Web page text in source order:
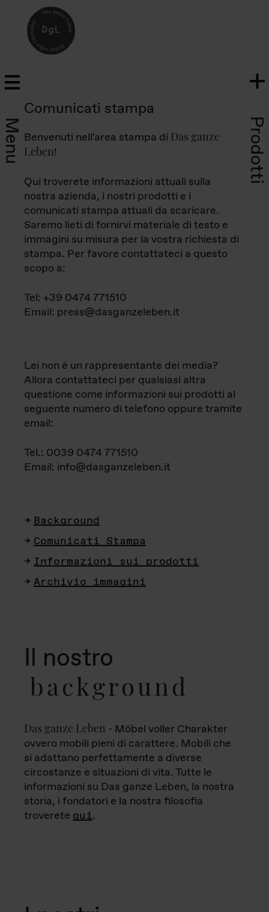
Menu Prodotti
Comunicati stampa
Benvenuti nell'area stampa di Das ganze
Leben!
Qui troverete informazioni attuali sulla
nostra azienda, i nostri prodotti e i
comunicati stampa attuali da scaricare.
Saremo lieti di fornirvi materiale di testo e
immagini su misura per la vostra richiesta di
stampa. Per favore contattateci a questo
scopo a:
Tel: +39 0474 771510
Email: press@dasganzeleben.it
Lei non è un rappresentante dei media?
Allora contattateci per qualsiasi altra
questione come informazioni sui prodotti al
seguente numero di telefono oppure tramite
email:
Tel.: 0039 0474 771510
Email: info@dasganzeleben.it
Background
Comunicati Stampa
Informazioni sui prodotti
Archivio immagini
Il nostro
background
Das ganze Leben - Möbel voller Charakter
ovvero mobili pieni di carattere. Mobili che
si adattano perfettamente a diverse
circostanze e situazioni di vita. Tutte le
informazioni su Das ganze Leben, la nostra
storia, i fondatori e la nostra filosofia
troverete qui.